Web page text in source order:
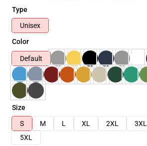
Type
Unisex
Color
Default
Size
S
M L XL 2XL 3XL
5XL